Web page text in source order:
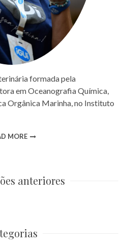
formada pela
em Oceanografia Química,
Orgânica Marinha, no Instituto
MORE
anteriores